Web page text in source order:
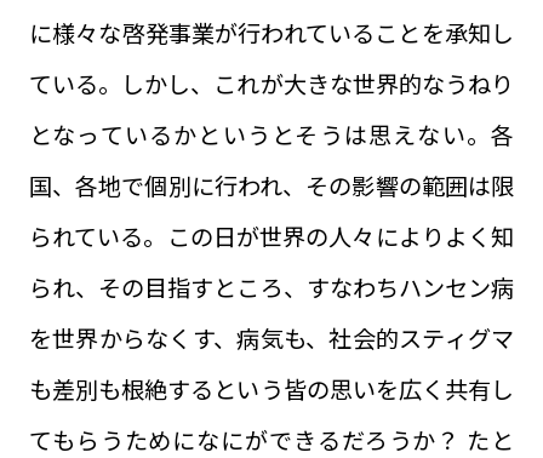
に様々な啓発事業が行われていることを承知し
ている。しかし、これが大きな世界的なうねり
となっているかというとそうは思えない。各
国、各地で個別に行われ、その影響の範囲は限
られている。この日が世界の人々によりよく知
られ、その目指すところ、すなわちハンセン病
を世界からなくす、病気も、社会的スティグマ
も差別も根絶するという皆の思いを広く共有し
てもらうためになにができるだろうか？ たと